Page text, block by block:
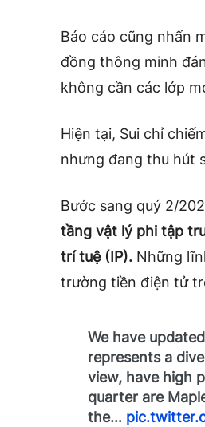
Báo cáo cũng nhấn
đồng thông minh
không cần các lớp
Hiện tại, Sui chỉ
nhưng đang thu hút
Bước sang quý 2/
tầng vật lý phi tập
trí tuệ (IP). Những
trường tiền điện tử
We have
represents a
view, have high
quarter are
the…